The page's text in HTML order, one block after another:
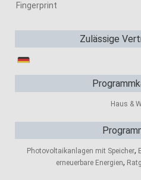
Fingerprint
Zulässige
Haus &
Photovoltaikanlagen mit Speicher,
erneuerbare Energien,